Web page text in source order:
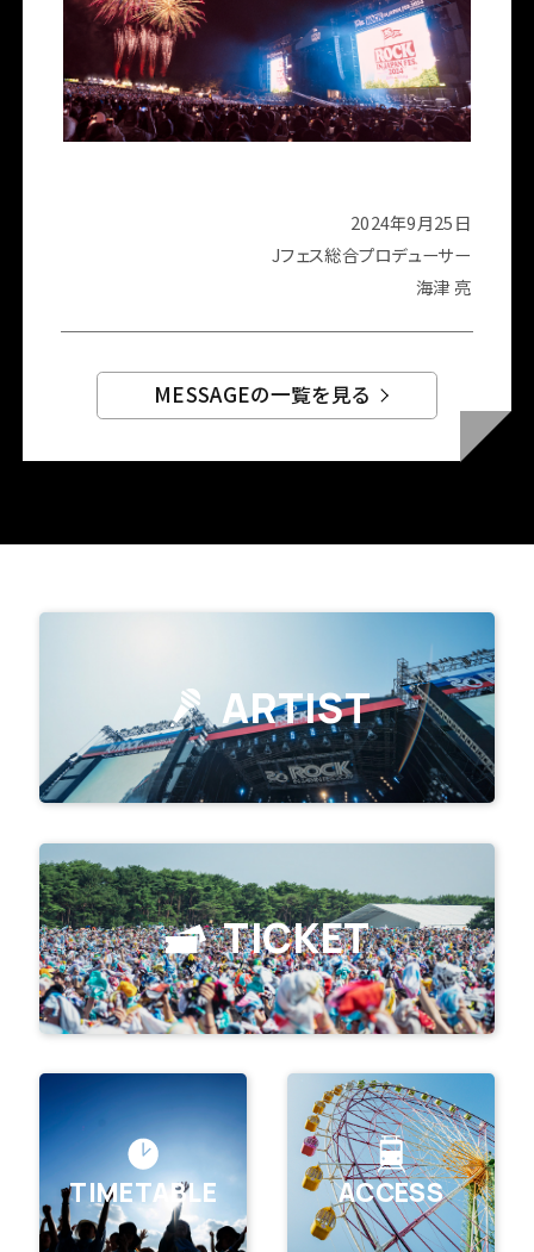
2024年9月25日
Jフェス総合プロデューサー
海津 亮
MESSAGEの一覧を見る
ARTIST
TICKET
TIMETABLE ACCESS